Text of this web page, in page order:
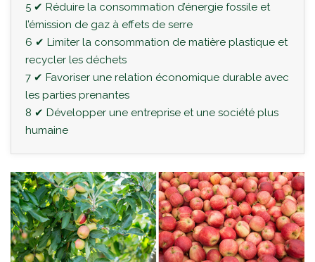
5 ✔ Réduire la consommation d’énergie fossile et
l’émission de gaz à effets de serre
6 ✔ Limiter la consommation de matière plastique et
recycler les déchets
7 ✔ Favoriser une relation économique durable avec
les parties prenantes
8 ✔ Développer une entreprise et une société plus
humaine